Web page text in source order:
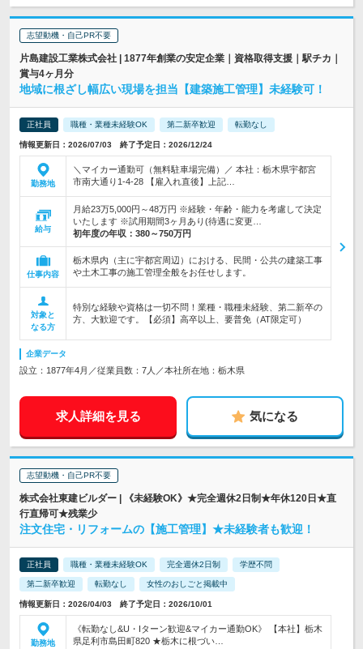
志望動機・自己PR不要
片島建設工業株式会社 | 1877年創業の安定企業｜資格取得支援｜駅チカ｜
賞与4ヶ月分
地域に根ざし幅広い現場を担当【建築施工管理】未経験可！
正社員 職種・業種未経験OK 第二新卒歓迎 転勤なし
情報更新日：2026/07/03 終了予定日：2026/12/24
勤務地
＼マイカー通勤可（無料駐車場完備）／ 本社：栃木県宇都宮
市南大通り1-4-28 【雇入れ直後】上記…
給与
月給23万5,000円～48万円 ※経験・年齢・能力を考慮して決定
いたします ※試用期間3ヶ月あり(待遇に変更…
初年度の年収： 380～750万円
仕事内容
栃木県内（主に宇都宮周辺）における、民間・公共の建築工事
や土木工事の施工管理全般をお任せします。
対象と
なる方
特別な経験や資格は一切不問！業種・職種未経験、第二新卒の
方、大歓迎です。【必須】高卒以上、要普免（AT限定可）
企業データ
設立：1877年4月／従業員数：7人／本社所在地：栃木県
求人詳細を見る 気になる
志望動機・自己PR不要
株式会社東建ビルダー | 《未経験OK》★完全週休2日制★年休120日★直
行直帰可★残業少
注文住宅・リフォームの【施工管理】★未経験者も歓迎！
正社員 職種・業種未経験OK 完全週休2日制 学歴不問
第二新卒歓迎 転勤なし 女性のおしごと掲載中
情報更新日：2026/04/03 終了予定日：2026/10/01
勤務地
《転勤なし&U・Iターン歓迎&マイカー通勤OK》 【本社】栃木
県足利市島田町820 ★栃木に根づい…